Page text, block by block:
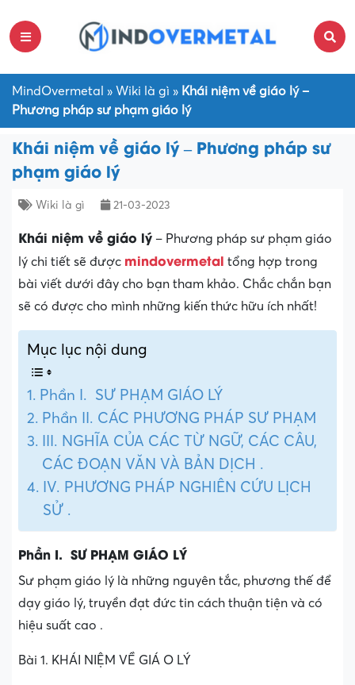
MindOvermetal » Wiki là gì » Khái niệm về giáo lý –
Phương pháp sư phạm giáo lý
Khái niệm về giáo lý – Phương pháp sư
phạm giáo lý
Wiki là gì 21-03-2023
Khái niệm về giáo lý – Phương pháp sư phạm giáo
lý chi tiết sẽ được mindovermetal tổng hợp trong
bài viết dưới đây cho bạn tham khảo. Chắc chắn bạn
sẽ có được cho mình những kiến thức hữu ích nhất!
Mục lục nội dung
Phần I. SƯ PHẠM GIÁO LÝ
Phần II. CÁC PHƯƠNG PHÁP SƯ PHẠM
III. NGHĨA CỦA CÁC TỪ NGỮ, CÁC CÂU,
CÁC ĐOẠN VĂN VÀ BẢN DỊCH .
IV. PHƯƠNG PHÁP NGHIÊN CỨU LỊCH
SỬ .
Phần I. SƯ PHẠM GIÁO LÝ
Sư phạm giáo lý là những nguyên tắc, phương thế để
dạy giáo lý, truyền đạt đức tin cách thuận tiện và có
hiệu suất cao .
Bài 1. KHÁI NIỆM VỀ GIÁ O LÝ